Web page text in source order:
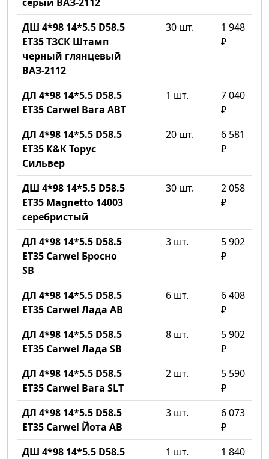
ДШ 4*98 14*5.5 D58.5
ET35 ТЗСК Штамп
черный глянцевый
ВАЗ-2112
30 шт.
1 948
₽
ДЛ 4*98 14*5.5 D58.5
ET35 Carwel Вага ABT
1 шт.
7 040
₽
ДЛ 4*98 14*5.5 D58.5
ET35 К&К Торус
Сильвер
20 шт.
6 581
₽
ДШ 4*98 14*5.5 D58.5
ET35 Magnetto 14003
серебристый
30 шт.
2 058
₽
ДЛ 4*98 14*5.5 D58.5
ET35 Carwel Бросно
SB
3 шт.
5 902
₽
ДЛ 4*98 14*5.5 D58.5
ET35 Carwel Лада AB
6 шт.
6 408
₽
ДЛ 4*98 14*5.5 D58.5
ET35 Carwel Лада SB
8 шт.
5 902
₽
ДЛ 4*98 14*5.5 D58.5
ET35 Carwel Вага SLT
2 шт.
5 590
₽
ДЛ 4*98 14*5.5 D58.5
ET35 Carwel Йота AB
3 шт.
6 073
₽
ДШ 4*98 14*5.5 D58.5
1 шт.
1 840